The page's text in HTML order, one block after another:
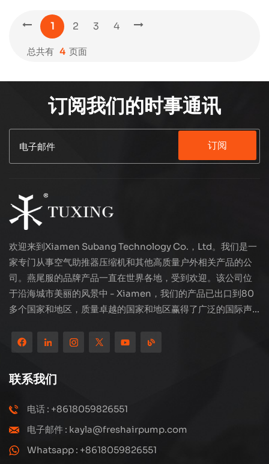
1 2 3 4
总共有 4 页面
订阅我们的时事通讯
订阅
欢迎来到Xiamen Subang Technology Co.，Ltd。我们是一
家专门从事空气助推器压缩机和其他高质量户外相关产品的公
司。燕尾服的品牌产品一直在世界各地，受到欢迎。该公司位
于沿海城市美丽的风景中 - Xiamen，我们的产品已出口到80
多个国家和地区，质量卓越的国家和地区赢得了广泛的国际声
服务系统，我们一直在探索和研究如何通过创新不断升级我们
的产品以满足客户不断增长的需求。该公司对高压压缩机的生
产和制造的核心关注，其结构设计是科学而合理的，以确保产
品的有效性能。我们生产的每种产品，包括许多精度零件，都
严格根据工程图，精心构建在高度自动化的生产线上。
联系我们
电话 : +8618059826551
电子邮件 : kayla@freshairpump.com
Whatsapp : +8618059826551